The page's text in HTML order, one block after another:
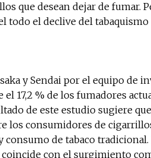
que desean dejar de fumar.
todo el declive del tabaquismo
y Sendai por el equipo de
17,2 % de los fumadores
de este estudio sugiere
los consumidores de
de tabaco tradicional.
con el surgimiento